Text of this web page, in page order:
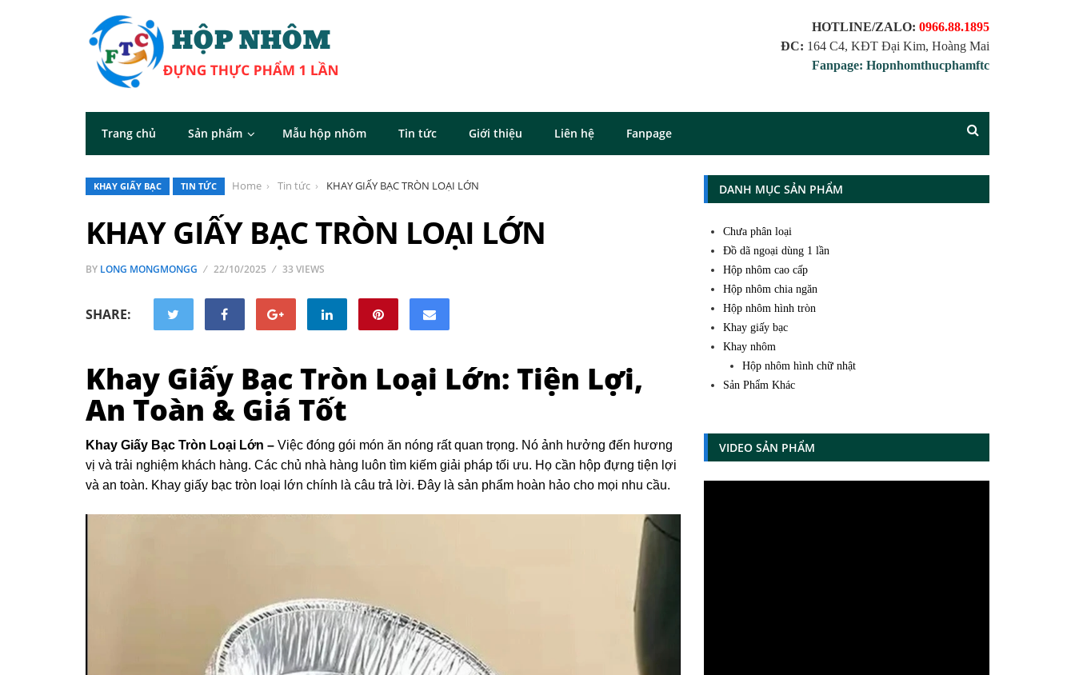
HOTLINE/ZALO: 0966.88.1895
ĐC: 164 C4, KĐT Đại Kim, Hoàng Mai
Fanpage: Hopnhomthucphamftc
Trang chủ Sản phẩm Mẫu hộp nhôm Tin tức Giới thiệu Liên hệ Fanpage
KHAY GIẤY BẠC TIN TỨC Home Tin tức KHAY GIẤY BẠC TRÒN LOẠI LỚN
KHAY GIẤY BẠC TRÒN LOẠI LỚN
BY LONG MONGMONGG 22/10/2025 33 VIEWS
SHARE:
Khay Giấy Bạc Tròn Loại Lớn: Tiện Lợi,
An Toàn & Giá Tốt
Khay Giấy Bạc Tròn Loại Lớn – Việc đóng gói món ăn nóng rất quan trọng. Nó ảnh hưởng đến hương
vị và trải nghiệm khách hàng. Các chủ nhà hàng luôn tìm kiếm giải pháp tối ưu. Họ cần hộp đựng tiện lợi
và an toàn. Khay giấy bạc tròn loại lớn chính là câu trả lời. Đây là sản phẩm hoàn hảo cho mọi nhu cầu.
DANH MỤC SẢN PHẨM
Chưa phân loại
Đồ dã ngoại dùng 1 lần
Hộp nhôm cao cấp
Hộp nhôm chia ngăn
Hộp nhôm hình tròn
Khay giấy bạc
Khay nhôm
Hộp nhôm hình chữ nhật
Sản Phẩm Khác
VIDEO SẢN PHẨM